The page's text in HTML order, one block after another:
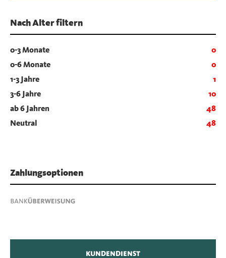
Nach Alter filtern
0-3 Monate
0
0-6 Monate
0
1-3 Jahre
1
3-6 Jahre
10
ab 6 Jahren
48
Neutral
48
Zahlungsoptionen
KUNDENDIENST